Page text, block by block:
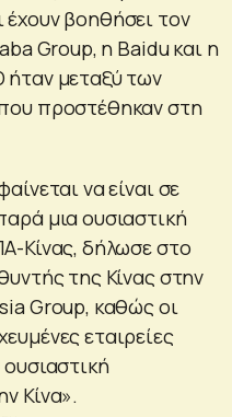
βοηθήσει τον
Group, η Baidu και η
ήταν μεταξύ των
προστέθηκαν στη
να είναι σε
μια ουσιαστική
Κίνας, δήλωσε στο
της Κίνας στην
Group, καθώς οι
εταιρείες
Κίνα».